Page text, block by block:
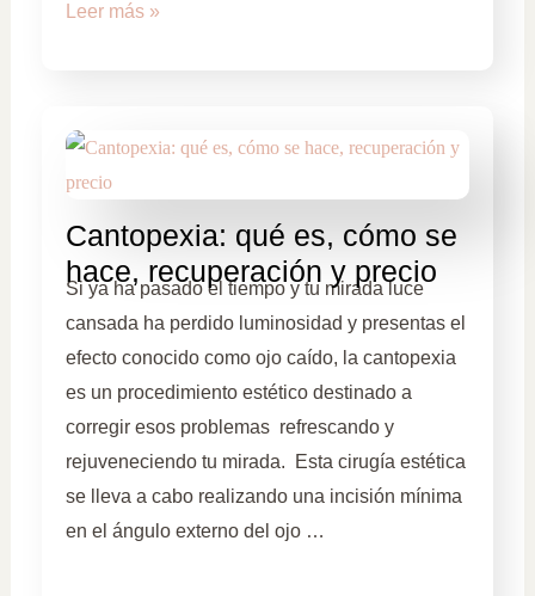
Leer más »
Cantopexia: qué es, cómo se
hace, recuperación y precio
Si ya ha pasado el tiempo y tu mirada luce
cansada ha perdido luminosidad y presentas el
efecto conocido como ojo caído, la cantopexia
es un procedimiento estético destinado a
corregir esos problemas refrescando y
rejuveneciendo tu mirada. Esta cirugía estética
se lleva a cabo realizando una incisión mínima
en el ángulo externo del ojo …